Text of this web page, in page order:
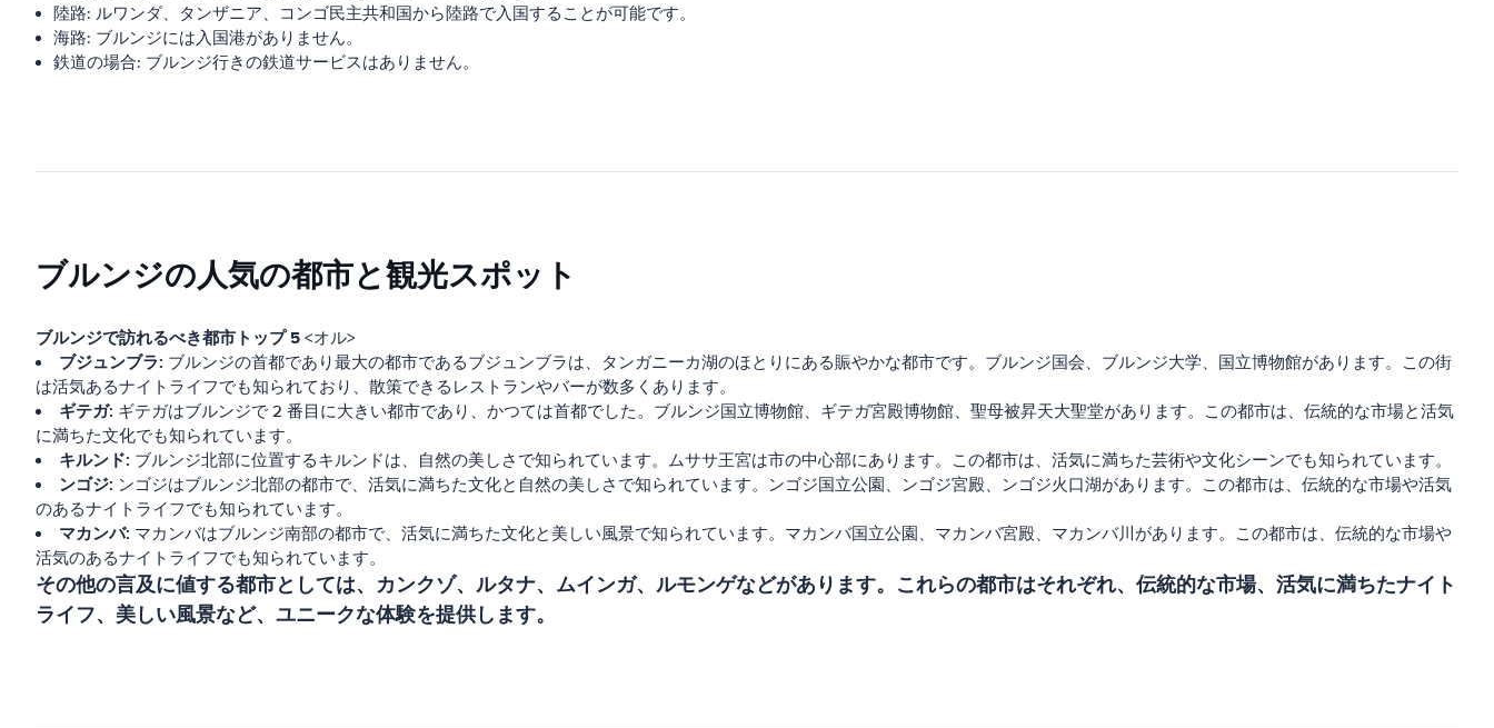
陸路: ルワンダ、タンザニア、コンゴ民主共和国から陸路で入国することが可能です。
海路: ブルンジには入国港がありません。
鉄道の場合: ブルンジ行きの鉄道サービスはありません。
ブルンジの人気の都市と観光スポット
ブルンジで訪れるべき都市トップ 5 <オル>
ブジュンブラ: ブルンジの首都であり最大の都市であるブジュンブラは、タンガニーカ湖のほとりにある賑やかな都市です。ブルンジ国会、ブルンジ大学、国立博物館があります。この街
は活気あるナイトライフでも知られており、散策できるレストランやバーが数多くあります。
ギテガ: ギテガはブルンジで 2 番目に大きい都市であり、かつては首都でした。ブルンジ国立博物館、ギテガ宮殿博物館、聖母被昇天大聖堂があります。この都市は、伝統的な市場と活気
に満ちた文化でも知られています。
キルンド: ブルンジ北部に位置するキルンドは、自然の美しさで知られています。ムササ王宮は市の中心部にあります。この都市は、活気に満ちた芸術や文化シーンでも知られています。
ンゴジ: ンゴジはブルンジ北部の都市で、活気に満ちた文化と自然の美しさで知られています。ンゴジ国立公園、ンゴジ宮殿、ンゴジ火口湖があります。この都市は、伝統的な市場や活気
のあるナイトライフでも知られています。
マカンバ: マカンバはブルンジ南部の都市で、活気に満ちた文化と美しい風景で知られています。マカンバ国立公園、マカンバ宮殿、マカンバ川があります。この都市は、伝統的な市場や
活気のあるナイトライフでも知られています。
その他の言及に値する都市としては、カンクゾ、ルタナ、ムインガ、ルモンゲなどがあります。これらの都市はそれぞれ、伝統的な市場、活気に満ちたナイト
ライフ、美しい風景など、ユニークな体験を提供します。